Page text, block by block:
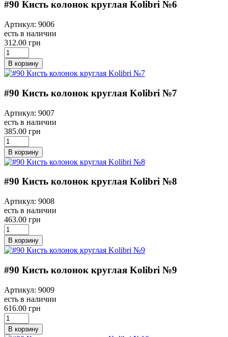
#90 Кисть колонок круглая Kolibri №6
Артикул: 9006
есть в наличии
312.00 грн
В корзину
#90 Кисть колонок круглая Kolibri №7
Артикул: 9007
есть в наличии
385.00 грн
В корзину
#90 Кисть колонок круглая Kolibri №8
Артикул: 9008
есть в наличии
463.00 грн
В корзину
#90 Кисть колонок круглая Kolibri №9
Артикул: 9009
есть в наличии
616.00 грн
В корзину